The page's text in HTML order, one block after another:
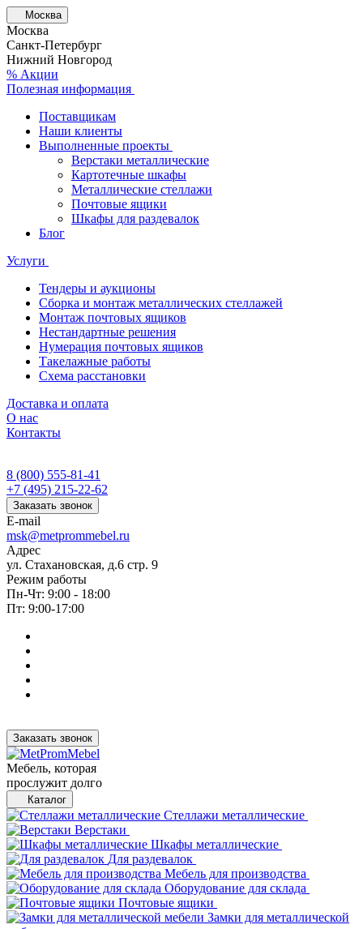
Москва
Москва
Санкт-Петербург
Нижний Новгород
% Акции
Полезная информация
Поставщикам
Наши клиенты
Выполненные проекты
Верстаки металлические
Картотечные шкафы
Металлические стеллажи
Почтовые ящики
Шкафы для раздевалок
Блог
Услуги
Тендеры и аукционы
Сборка и монтаж металлических стеллажей
Монтаж почтовых ящиков
Нестандартные решения
Нумерация почтовых ящиков
Такелажные работы
Схема расстановки
Доставка и оплата
О нас
Контакты
8 (800) 555-81-41
+7 (495) 215-22-62
Заказать звонок
E-mail
msk@metprommebel.ru
Адрес
ул. Стахановская, д.6 стр. 9
Режим работы
Пн-Чт: 9:00 - 18:00
Пт: 9:00-17:00
Заказать звонок
Мебель, которая
прослужит долго
Каталог
Стеллажи металлические
Верстаки
Шкафы металлические
Для раздевалок
Мебель для производства
Оборудование для склада
Почтовые ящики
Замки для металлической